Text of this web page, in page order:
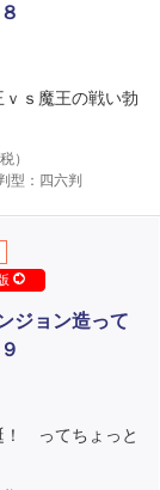
ｓ魔王の戦い勃
）
型：四六判
ジョン造って
！ ってちょっと